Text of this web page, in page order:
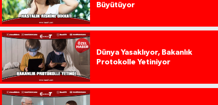
Büyütüyor
Dünya Yasaklıyor, Bakanlık
Protokolle Yetiniyor